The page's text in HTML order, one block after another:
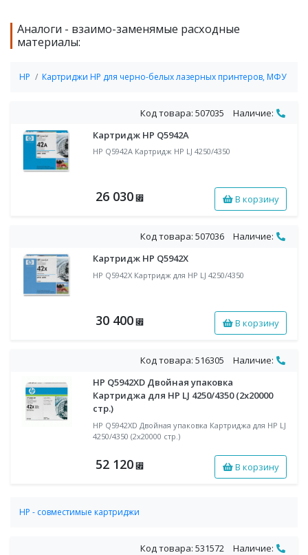
Аналоги - взаимо-заменямые расходные
материалы:
HP Картриджи HP для черно-белых лазерных принтеров, МФУ
Код товара: 507035
Наличие:
Картридж HP Q5942A
HP Q5942A Картридж HP LJ 4250/4350
26 030 ⃏ В корзину
Код товара: 507036
Наличие:
Картридж HP Q5942X
HP Q5942X Картридж для HP LJ 4250/4350
30 400 ⃏ В корзину
Код товара: 516305
Наличие:
HP Q5942XD Двойная упаковка
Картриджа для HP LJ 4250/4350 (2x20000
стр.)
HP Q5942XD Двойная упаковка Картриджа для HP LJ
4250/4350 (2x20000 стр.)
52 120 ⃏ В корзину
HP - совместимые картриджи
Код товара: 531572
Наличие: